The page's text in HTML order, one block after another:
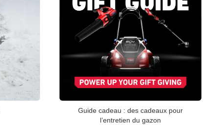
Guide cadeau : des cadeaux pour
l’entretien du gazon